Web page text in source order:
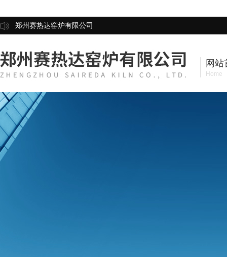
郑州赛热达窑炉有限公司
网站
Home